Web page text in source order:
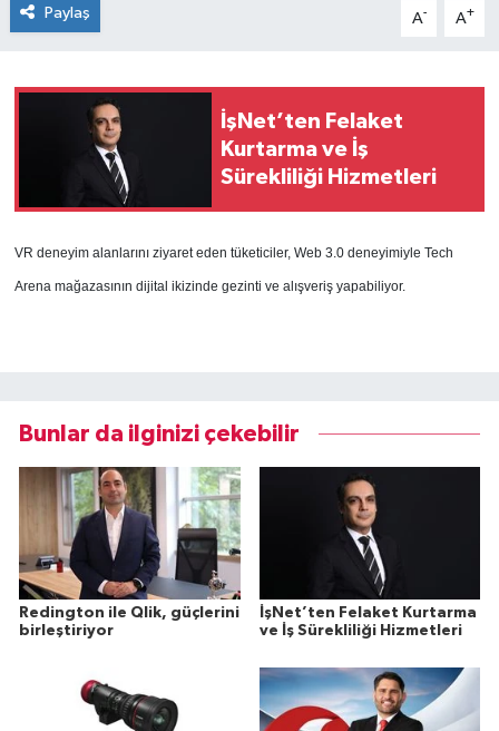
Paylaş A- A+
İşNet’ten Felaket
Kurtarma ve İş
Sürekliliği Hizmetleri
VR deneyim alanlarını ziyaret eden tüketiciler, Web 3.0 deneyimiyle Tech
Arena mağazasının dijital ikizinde gezinti ve alışveriş yapabiliyor.
Bunlar da ilginizi çekebilir
Redington ile Qlik, güçlerini
birleştiriyor
İşNet’ten Felaket Kurtarma
ve İş Sürekliliği Hizmetleri